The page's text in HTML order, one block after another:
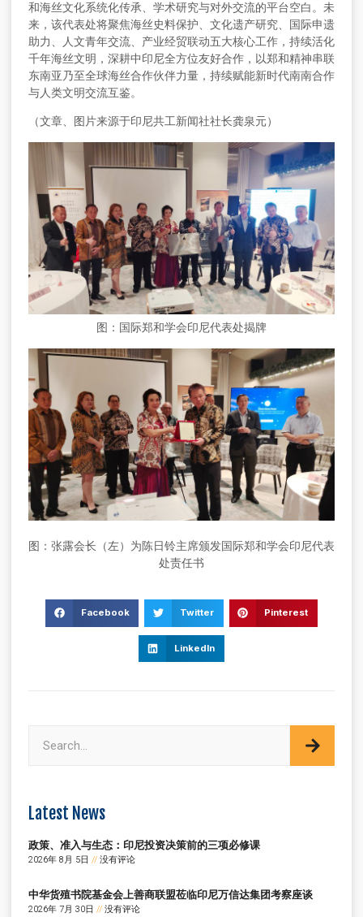
和海丝文化系统化传承、学术研究与对外交流的平台空白。未
来，该代表处将聚焦海丝史料保护、文化遗产研究、国际申遗
助力、人文青年交流、产业经贸联动五大核心工作，持续活化
千年海丝文明，深耕中印尼全方位友好合作，以郑和精神串联
东南亚乃至全球海丝合作伙伴力量，持续赋能新时代南南合作
与人类文明交流互鉴。
（文章、图片来源于印尼共工新闻社社长龚泉元）
图：国际郑和学会印尼代表处揭牌
图：张露会长（左）为陈日铃主席颁发国际郑和学会印尼代表
处责任书
Facebook Twitter Pinterest
LinkedIn
Latest News
政策、准入与生态：印尼投资决策前的三项必修课
2026年 8月 5日 没有评论
中华货殖书院基金会上善商联盟莅临印尼万信达集团考察座谈
2026年 7月 30日 没有评论